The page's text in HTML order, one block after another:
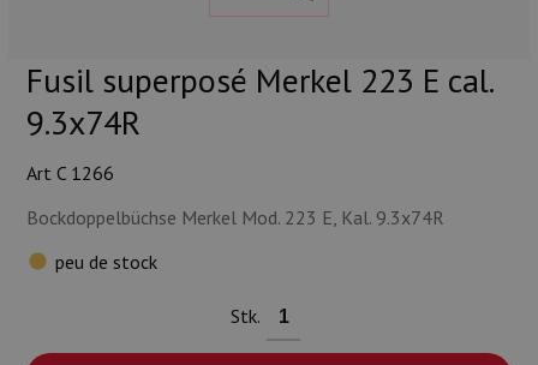
Fusil superposé Merkel 223 E cal.
9.3x74R
Art C 1266
Bockdoppelbüchse Merkel Mod. 223 E, Kal. 9.3x74R
peu de stock
Stk.
Munitions
Lampes et accessoires